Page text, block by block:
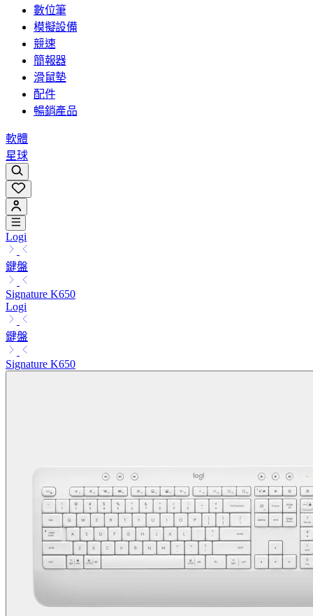
數位筆
模擬設備
競速
簡報器
滑鼠墊
配件
暢銷產品
軟體
星球
Logi
鍵盤
Signature K650
Logi
鍵盤
Signature K650